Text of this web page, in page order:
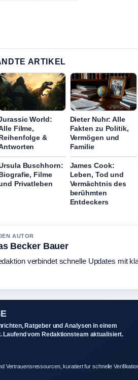
ARTIKEL
World:
Filme,
&
Dieter Nuhr: Alle
Fakten zu Politik,
Vermögen und
Familie
Buschhorn:
Filme
Privatleben
James Cook:
Leben, Tod und
Vermächtnis des
berühmten
Entdeckers
AUTOR
Becker Bauer
verbindet schnelle Updates mit
Ratgeber und Analysen in einem
Laufend vom Redaktionsteam aktualisiert.
Vertrauensressourcen, kuratiert fur schnelle